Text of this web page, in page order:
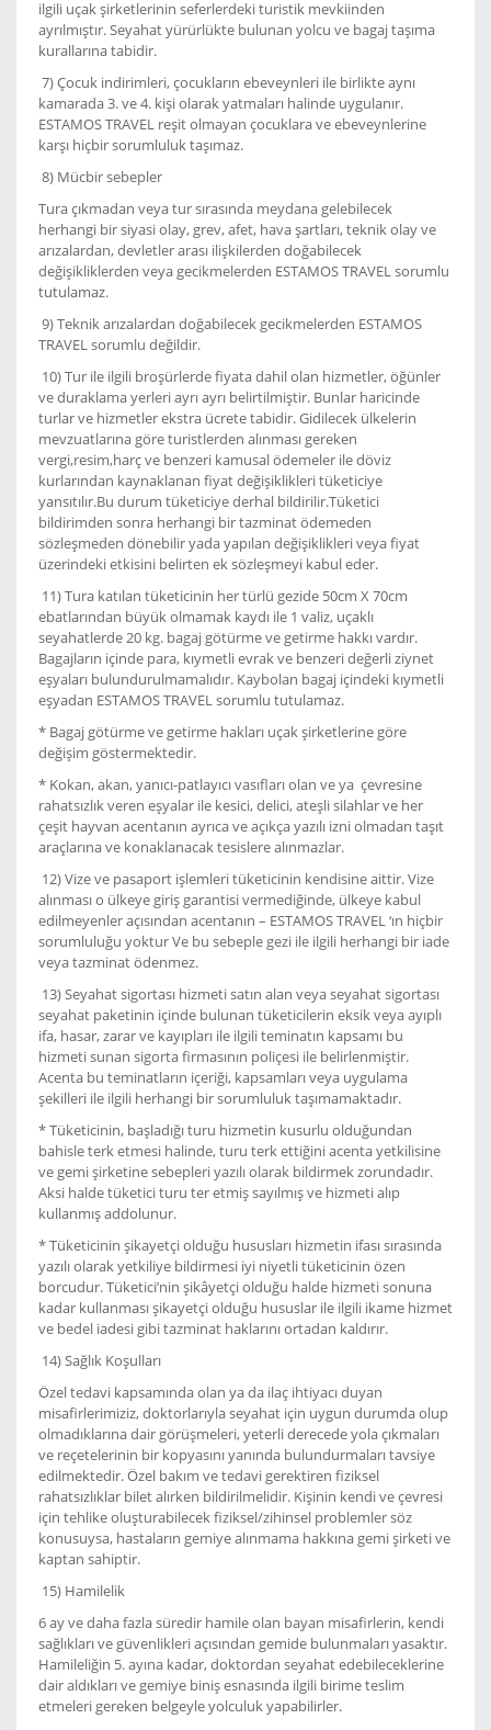
ilgili uçak şirketlerinin seferlerdeki turistik mevkiinden
ayrılmıştır. Seyahat yürürlükte bulunan yolcu ve bagaj taşıma
kurallarına tabidir.
7) Çocuk indirimleri, çocukların ebeveynleri ile birlikte aynı
kamarada 3. ve 4. kişi olarak yatmaları halinde uygulanır.
ESTAMOS TRAVEL reşit olmayan çocuklara ve ebeveynlerine
karşı hiçbir sorumluluk taşımaz.
8) Mücbir sebepler
Tura çıkmadan veya tur sırasında meydana gelebilecek
herhangi bir siyasi olay, grev, afet, hava şartları, teknik olay ve
arızalardan, devletler arası ilişkilerden doğabilecek
değişikliklerden veya gecikmelerden ESTAMOS TRAVEL sorumlu
tutulamaz.
9) Teknik arızalardan doğabilecek gecikmelerden ESTAMOS
TRAVEL sorumlu değildir.
10) Tur ile ilgili broşürlerde fiyata dahil olan hizmetler, öğünler
ve duraklama yerleri ayrı ayrı belirtilmiştir. Bunlar haricinde
turlar ve hizmetler ekstra ücrete tabidir. Gidilecek ülkelerin
mevzuatlarına göre turistlerden alınması gereken
vergi,resim,harç ve benzeri kamusal ödemeler ile döviz
kurlarından kaynaklanan fiyat değişiklikleri tüketiciye
yansıtılır.Bu durum tüketiciye derhal bildirilir.Tüketici
bildirimden sonra herhangi bir tazminat ödemeden
sözleşmeden dönebilir yada yapılan değişiklikleri veya fiyat
üzerindeki etkisini belirten ek sözleşmeyi kabul eder.
11) Tura katılan tüketicinin her türlü gezide 50cm X 70cm
ebatlarından büyük olmamak kaydı ile 1 valiz, uçaklı
seyahatlerde 20 kg. bagaj götürme ve getirme hakkı vardır.
Bagajların içinde para, kıymetli evrak ve benzeri değerli ziynet
eşyaları bulundurulmamalıdır. Kaybolan bagaj içindeki kıymetli
eşyadan ESTAMOS TRAVEL sorumlu tutulamaz.
* Bagaj götürme ve getirme hakları uçak şirketlerine göre
değişim göstermektedir.
* Kokan, akan, yanıcı-patlayıcı vasıfları olan ve ya çevresine
rahatsızlık veren eşyalar ile kesici, delici, ateşli silahlar ve her
çeşit hayvan acentanın ayrıca ve açıkça yazılı izni olmadan taşıt
araçlarına ve konaklanacak tesislere alınmazlar.
12) Vize ve pasaport işlemleri tüketicinin kendisine aittir. Vize
alınması o ülkeye giriş garantisi vermediğinde, ülkeye kabul
edilmeyenler açısından acentanın – ESTAMOS TRAVEL ‘ın hiçbir
sorumluluğu yoktur Ve bu sebeple gezi ile ilgili herhangi bir iade
veya tazminat ödenmez.
13) Seyahat sigortası hizmeti satın alan veya seyahat sigortası
seyahat paketinin içinde bulunan tüketicilerin eksik veya ayıplı
ifa, hasar, zarar ve kayıpları ile ilgili teminatın kapsamı bu
hizmeti sunan sigorta firmasının poliçesi ile belirlenmiştir.
Acenta bu teminatların içeriği, kapsamları veya uygulama
şekilleri ile ilgili herhangi bir sorumluluk taşımamaktadır.
* Tüketicinin, başladığı turu hizmetin kusurlu olduğundan
bahisle terk etmesi halinde, turu terk ettiğini acenta yetkilisine
ve gemi şirketine sebepleri yazılı olarak bildirmek zorundadır.
Aksi halde tüketici turu ter etmiş sayılmış ve hizmeti alıp
kullanmış addolunur.
* Tüketicinin şikayetçi olduğu hususları hizmetin ifası sırasında
yazılı olarak yetkiliye bildirmesi iyi niyetli tüketicinin özen
borcudur. Tüketici’nin şikâyetçi olduğu halde hizmeti sonuna
kadar kullanması şikayetçi olduğu hususlar ile ilgili ikame hizmet
ve bedel iadesi gibi tazminat haklarını ortadan kaldırır.
14) Sağlık Koşulları
Özel tedavi kapsamında olan ya da ilaç ihtiyacı duyan
misafirlerimiziz, doktorlarıyla seyahat için uygun durumda olup
olmadıklarına dair görüşmeleri, yeterli derecede yola çıkmaları
ve reçetelerinin bir kopyasını yanında bulundurmaları tavsiye
edilmektedir. Özel bakım ve tedavi gerektiren fiziksel
rahatsızlıklar bilet alırken bildirilmelidir. Kişinin kendi ve çevresi
için tehlike oluşturabilecek fiziksel/zihinsel problemler söz
konusuysa, hastaların gemiye alınmama hakkına gemi şirketi ve
kaptan sahiptir.
15) Hamilelik
6 ay ve daha fazla süredir hamile olan bayan misafirlerin, kendi
sağlıkları ve güvenlikleri açısından gemide bulunmaları yasaktır.
Hamileliğin 5. ayına kadar, doktordan seyahat edebileceklerine
dair aldıkları ve gemiye biniş esnasında ilgili birime teslim
etmeleri gereken belgeyle yolculuk yapabilirler.